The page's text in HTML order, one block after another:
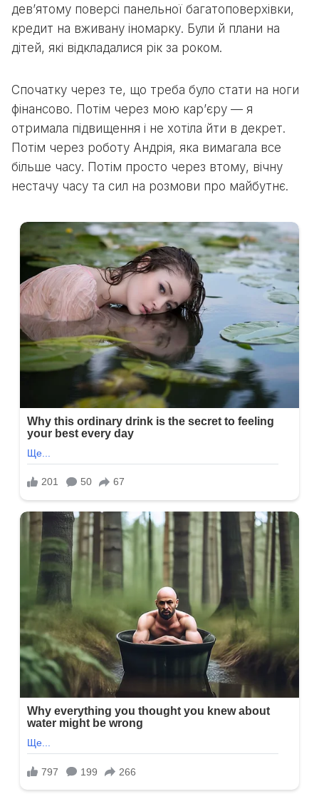
дев’ятому поверсі панельної багатоповерхівки,
кредит на вживану іномарку. Були й плани на
дітей, які відкладалися рік за роком.
Спочатку через те, що треба було стати на ноги
фінансово. Потім через мою кар’єру — я
отримала підвищення і не хотіла йти в декрет.
Потім через роботу Андрія, яка вимагала все
більше часу. Потім просто через втому, вічну
нестачу часу та сил на розмови про майбутнє.